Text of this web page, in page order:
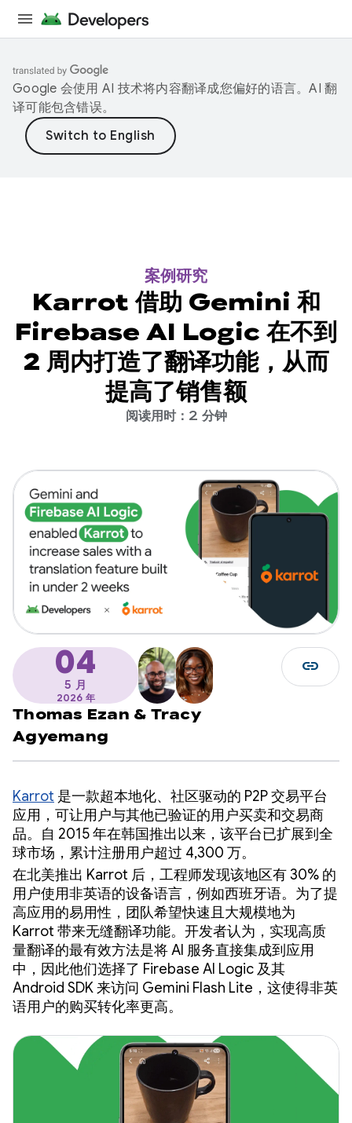
Google 会使用 AI 技术将内容翻译成您偏好的语言。AI 翻
译可能包含错误。
案例研究
Karrot 借助 Gemini 和
Firebase AI Logic 在不到
2 周内打造了翻译功能，从而
提高了销售额
阅读用时：2 分钟
04
5 月
2026 年
Thomas Ezan & Tracy
Agyemang
link
Karrot 是一款超本地化、社区驱动的 P2P 交易平台
应用，可让用户与其他已验证的用户买卖和交易商
品。自 2015 年在韩国推出以来，该平台已扩展到全
球市场，累计注册用户超过 4,300 万。
在北美推出 Karrot 后，工程师发现该地区有 30% 的
用户使用非英语的设备语言，例如西班牙语。为了提
高应用的易用性，团队希望快速且大规模地为
Karrot 带来无缝翻译功能。开发者认为，实现高质
量翻译的最有效方法是将 AI 服务直接集成到应用
中，因此他们选择了 Firebase AI Logic 及其
Android SDK 来访问 Gemini Flash Lite，这使得非英
语用户的购买转化率更高。